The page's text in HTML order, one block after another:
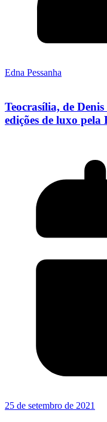
Edna Pessanha
Teocrasília, de
edições de luxo
25 de setembro de 2021